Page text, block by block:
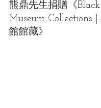
熊鼎先生捐贈《
Museum Collections |
館館藏》